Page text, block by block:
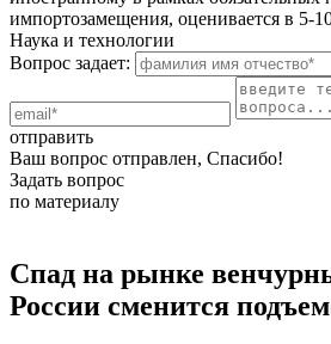
импортозамещения, оценивается в 5-
Наука и технологии
Вопрос задает:
отправить
Ваш вопрос отправлен, Спасибо!
Задать вопрос
по материалу
Спад на рынке
России сменится